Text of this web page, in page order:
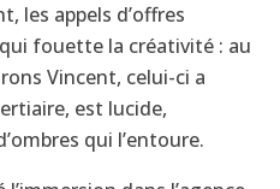
les appels d’offres
fouette la créativité : au
Vincent, celui-ci a
est lucide,
qui l’entoure.